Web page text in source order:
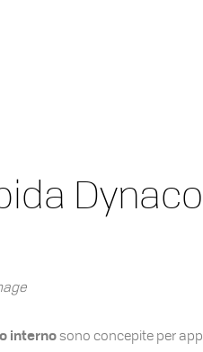
internosono concepite per